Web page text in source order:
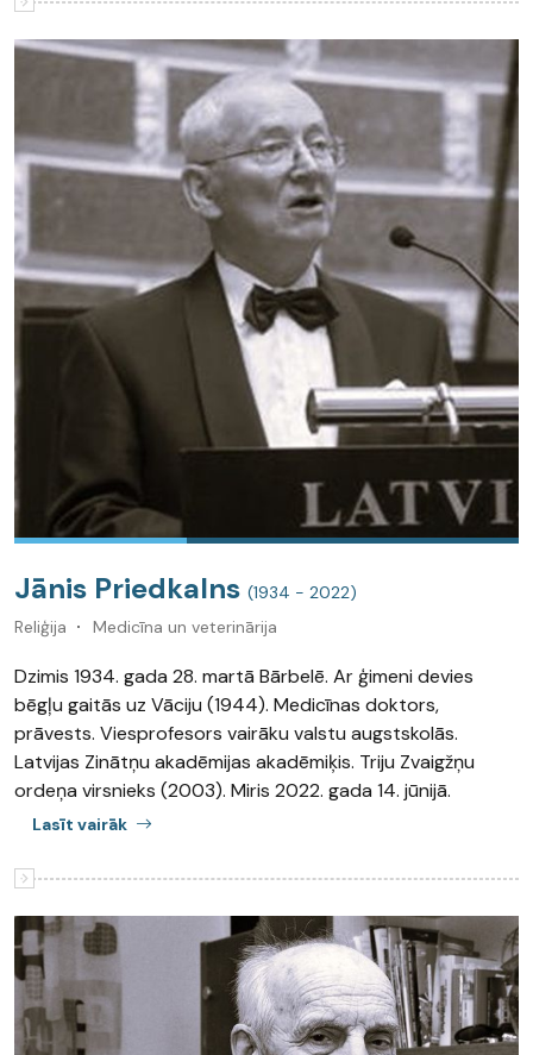
Jānis Priedkalns (1934 - 2022)
Reliģija
Medicīna un veterinārija
Dzimis 1934. gada 28. martā Bārbelē. Ar ģimeni devies
bēgļu gaitās uz Vāciju (1944). Medicīnas doktors,
prāvests. Viesprofesors vairāku valstu augstskolās.
Latvijas Zinātņu akadēmijas akadēmiķis. Triju Zvaigžņu
ordeņa virsnieks (2003). Miris 2022. gada 14. jūnijā.
Lasīt vairāk